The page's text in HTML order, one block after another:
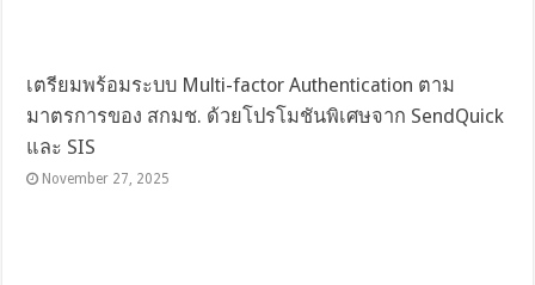
เตรียมพร้อมระบบ Multi-factor Authentication ตาม
มาตรการของ สกมช. ด้วยโปรโมชันพิเศษจาก SendQuick
และ SIS
November 27, 2025